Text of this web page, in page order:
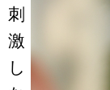
刺
激
し